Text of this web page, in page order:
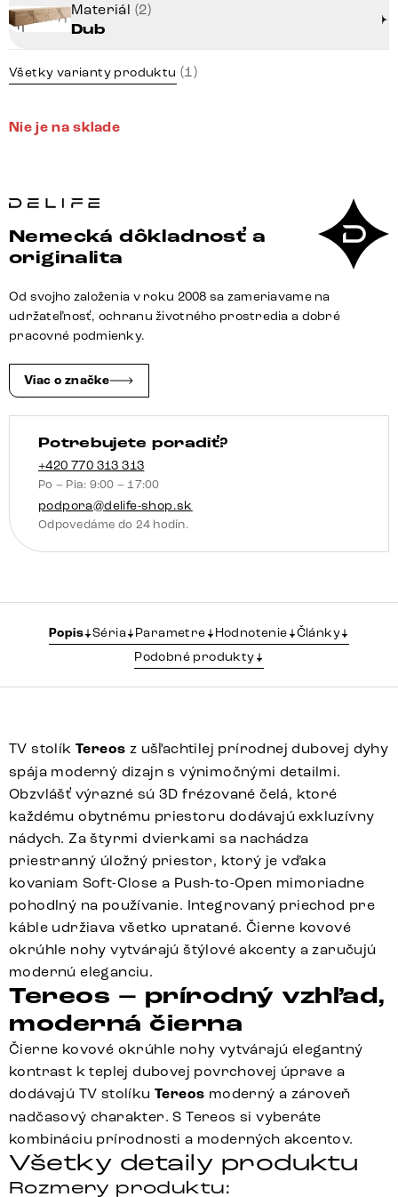
Materiál (2)
Dub
Všetky varianty produktu (1)
Nie je na sklade
Nemecká dôkladnosť a
originalita
Od svojho založenia v roku 2008 sa zameriavame na
udržateľnosť, ochranu životného prostredia a dobré
pracovné podmienky.
Viac o značke
Potrebujete poradiť?
+420 770 313 313
Po – Pia: 9:00 – 17:00
podpora@delife-shop.sk
Odpovedáme do 24 hodín.
Popis Séria Parametre Hodnotenie
Články
Podobné produkty
TV stolík Tereos z ušľachtilej prírodnej dubovej dyhy
spája moderný dizajn s výnimočnými detailmi.
Obzvlášť výrazné sú 3D frézované čelá, ktoré
každému obytnému priestoru dodávajú exkluzívny
nádych. Za štyrmi dvierkami sa nachádza
priestranný úložný priestor, ktorý je vďaka
kovaniam Soft-Close a Push-to-Open mimoriadne
pohodlný na používanie. Integrovaný priechod pre
káble udržiava všetko upratané. Čierne kovové
okrúhle nohy vytvárajú štýlové akcenty a zaručujú
modernú eleganciu.
Tereos – prírodný vzhľad,
moderná čierna
Čierne kovové okrúhle nohy vytvárajú elegantný
kontrast k teplej dubovej povrchovej úprave a
dodávajú TV stolíku Tereos moderný a zároveň
nadčasový charakter. S Tereos si vyberáte
kombináciu prírodnosti a moderných akcentov.
Všetky detaily produktu
Rozmery produktu: